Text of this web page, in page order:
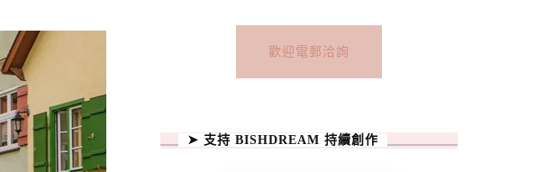
歡迎電郵洽詢
➤ 支持 BISHDREAM 持續創作